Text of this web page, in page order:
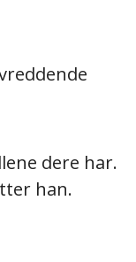
dere har.
han.